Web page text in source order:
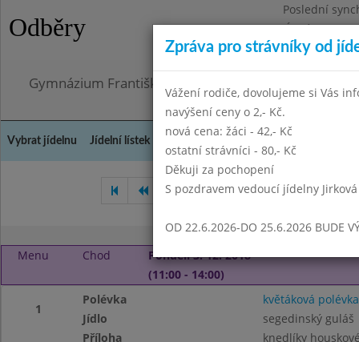
Odběry
Poslední
Úterý
Omezení
Gymnázium Františka Palackého, Neratovice,
Vybrat jídelnu Jídelní lístek
Říjen 2018 Listopad 2018
Menu Chod
Pondělí 3. 12. 2018
(11:00 - 14:00)
1
Polévka
květáková polévka
Jídlo
segedinský guláš
Příloha
knedlíky
Zpráva pro strávníky od
Vážení rodiče, dovolujeme si Vás
navýšení ceny o 2,- Kč.
nová cena: žáci - 42,- Kč
ostatní strávníci - 80,- Kč
Děkuji za pochopení
S pozdravem vedoucí jídelny Jirková
OD 22.6.2026-DO 25.6.2026 BUDE